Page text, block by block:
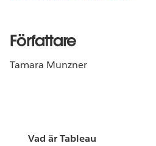
Författare
Tamara Munzner
Vad är Tableau